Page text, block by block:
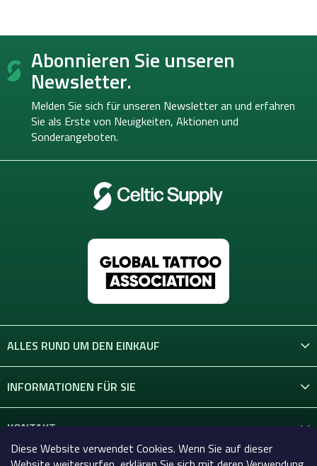
Diese Website verwendet Cookies. Wenn Sie auf dieser
F
ß Abonnieren Sie unseren
Newsletter.
Melden Sie sich für unseren Newsletter an und erfahren
Sie als Erste von Neuigkeiten, Aktionen und
Sonderangeboten.
ALLES RUND UM DEN EINKAUF
INFORMATIONEN FÜR SIE
KONTAKT